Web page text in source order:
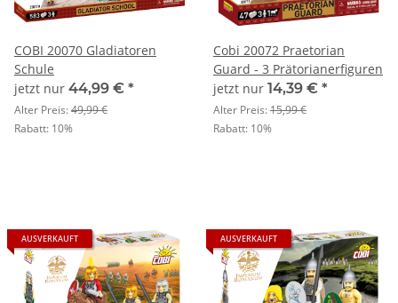
COBI 20070 Gladiatoren
Schule
jetzt nur 44,99 € *
Alter Preis:49,99 €
Rabatt: 10%
Cobi 20072 Praetorian
Guard - 3 Prätorianerfiguren
jetzt nur 14,39 € *
Alter Preis:15,99 €
Rabatt: 10%
AUSVERKAUFT AUSVERKAUFT